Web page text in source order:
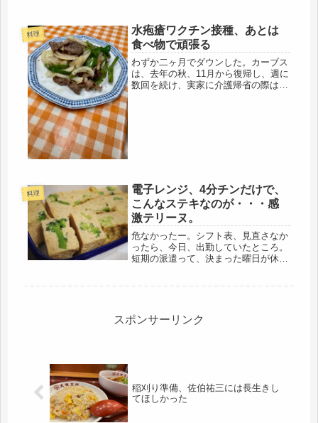
を出て、自転車で買い出しに。セミの
鳴き声シャワーを浴びながら、駅前
に。...
料理
水疱瘡ワクチン接種、あとは
食べ物で頑張る
わずか二ヶ月でダウンした。カーブス
は、去年の秋、11月から復帰し、週に
数回を続け、実家に介護帰省の際は休
料理
電子レンジ、4分チンだけで、
こんなステキなのが・・・感
激テリーヌ。
危なかったー。シフト表、見直さなか
ったら、今日、出勤していたところ。
短期の派遣って、決まった曜日が休み
に...
スポンサーリンク
稲刈り準備、佐伯祐三には長生きし
てほしかった